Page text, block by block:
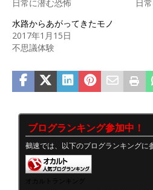
日常に潜む恐怖
日
水路からあがってきたモノ
2017年1月15日
不思議体験
ブログランキング参加中！
鵺速では、以下のブログランキングに